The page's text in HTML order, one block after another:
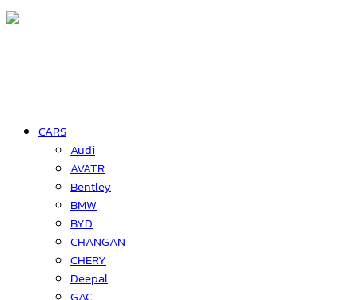
CARS
Audi
AVATR
Bentley
BMW
BYD
CHANGAN
CHERY
Deepal